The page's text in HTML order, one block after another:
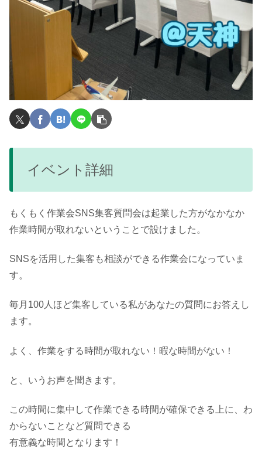
イベント詳細
もくもく作業会SNS集客質問会は起業した方がなかなか
作業時間が取れないということで設けました。
SNSを活用した集客も相談ができる作業会になっていま
す。
毎月100人ほど集客している私があなたの質問にお答えし
ます。
よく、作業をする時間が取れない！暇な時間がない！
と、いうお声を聞きます。
この時間に集中して作業できる時間が確保できる上に、わ
からないことなど質問できる
有意義な時間となります！